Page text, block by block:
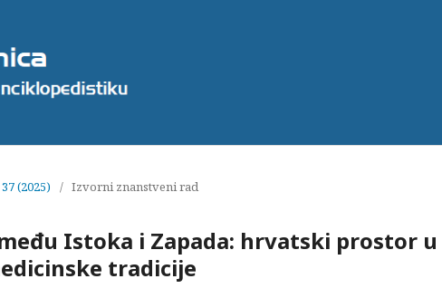
(2025) / Izvorni znanstveni rad
Istoka i Zapada: hrvatski prostor u
tradicije